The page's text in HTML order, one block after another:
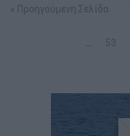
« Προηγούμενη Σελίδα
… 53